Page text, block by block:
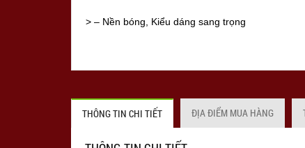
> – Nền bóng, Kiểu dáng sang trọng
> – Hàng cao cấp của hãng Zippo
THÔNG TIN CHI TIẾT ĐỊA ĐIỂM MUA HÀNG